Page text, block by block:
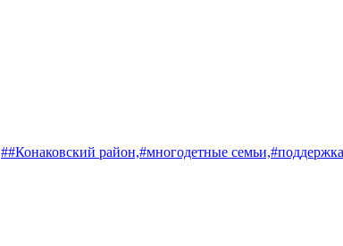
##Конаковский район,#многодетные семьи,